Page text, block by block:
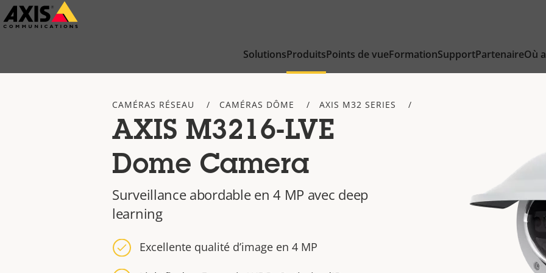
Passer
au
SolutionsProduitsPoints de vueFormationSupportPartenaireOù
CAMÉRAS RÉSEAU CAMÉRAS DÔME AXIS M32 SERIES
AXIS M3216-LVE
Dome Camera
Surveillance abordable en 4 MP avec deep
learning
Excellente qualité d’image en 4 MP